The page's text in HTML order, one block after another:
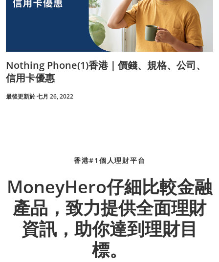
Nothing Phone(1)香港｜價錢、規格、公司、
信用卡優惠
最後更新於 七月 26, 2022
香港#1個人理財平台
MoneyHero仔細比較金融
產品，致力提供全面理財
資訊，助你達到理財目
標。